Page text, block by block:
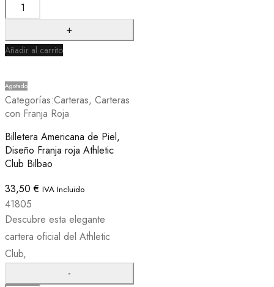
Añadir al carrito
Agotado
Categorías:Carteras, Carteras
con Franja Roja
Billetera Americana de Piel,
Diseño Franja roja Athletic
Club Bilbao
33,50€ IVA Incluido
41805
Descubre esta elegante
cartera oficial del Athletic
Club,